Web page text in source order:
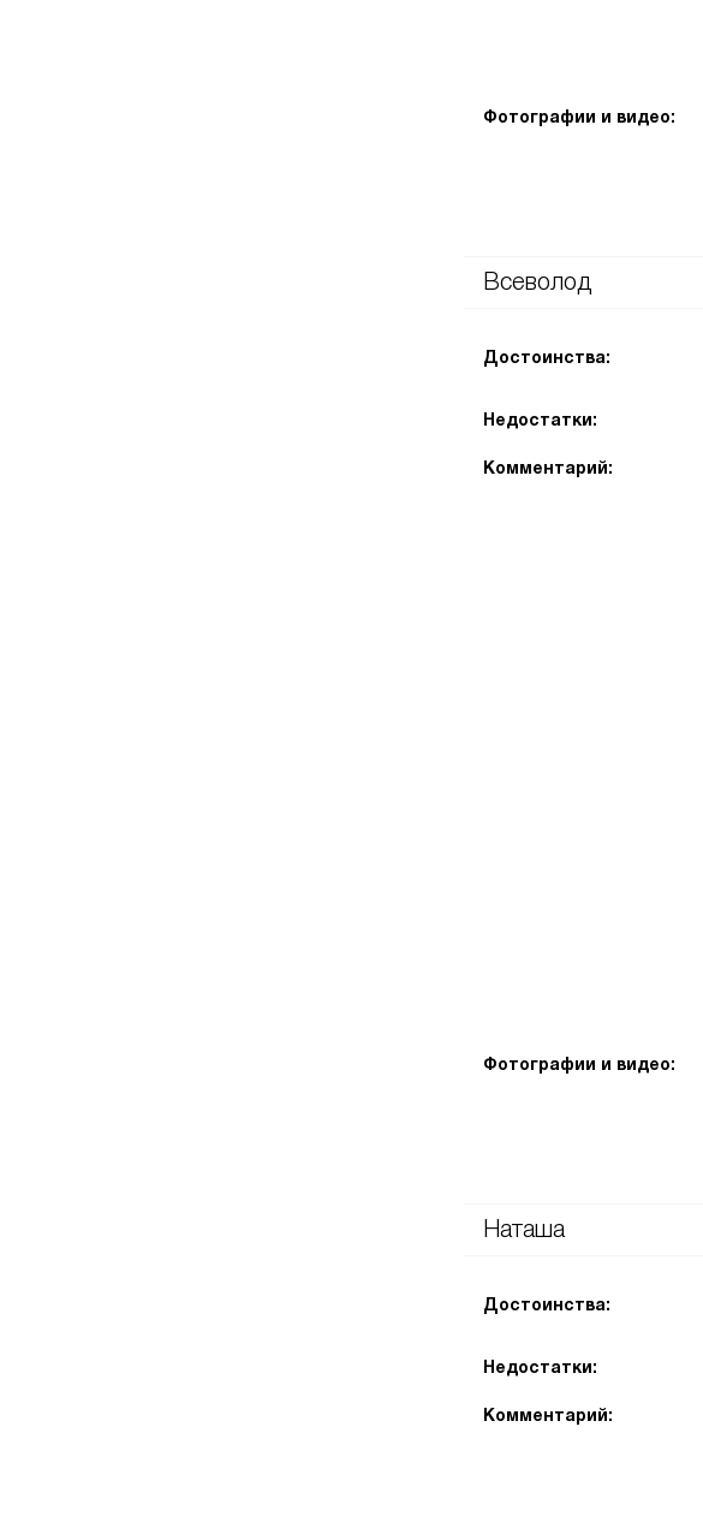
Фотографии и видео:
Всеволод
Достоинства:
Недостатки:
Комментарий:
Фотографии и видео:
Наташа
Достоинства:
Недостатки:
Комментарий: